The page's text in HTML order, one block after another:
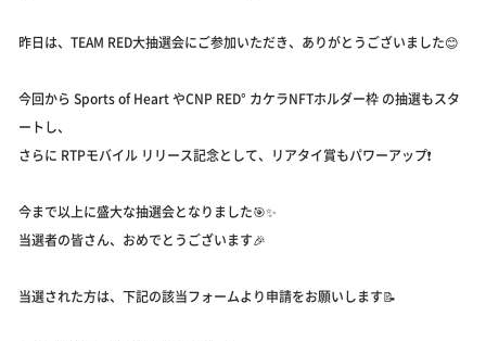
昨日は、TEAM RED大抽選会にご参加いただき、ありがとうございました😊
今回から Sports of Heart やCNP RED° カケラNFTホルダー枠 の抽選もスタ
ートし、
さらに RTPモバイル リリース記念として、リアタイ賞もパワーアップ❗️
今まで以上に盛大な抽選会となりました🎯✨
当選者の皆さん、おめでとうございます🎉
当選された方は、下記の該当フォームより申請をお願いします📝